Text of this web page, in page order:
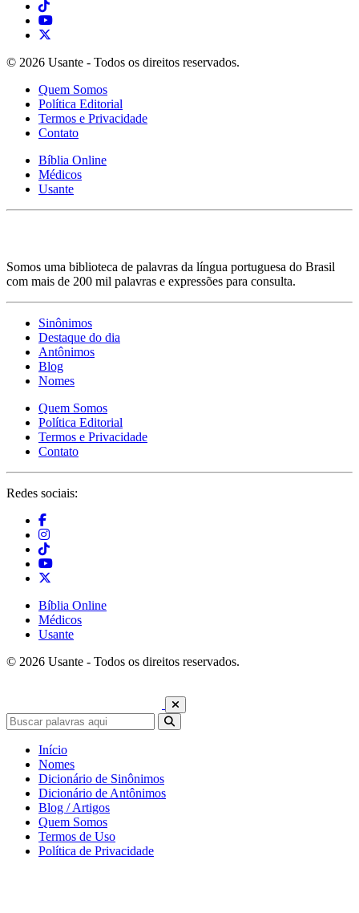
© 2026 Usante - Todos os direitos reservados.
Quem Somos
Política Editorial
Termos e Privacidade
Contato
Bíblia Online
Médicos
Usante
Somos uma biblioteca de palavras da língua portuguesa do Brasil
com mais de 200 mil palavras e expressões para consulta.
Sinônimos
Destaque do dia
Antônimos
Blog
Nomes
Quem Somos
Política Editorial
Termos e Privacidade
Contato
Redes sociais:
Bíblia Online
Médicos
Usante
© 2026 Usante - Todos os direitos reservados.
Início
Nomes
Dicionário de Sinônimos
Dicionário de Antônimos
Blog / Artigos
Quem Somos
Termos de Uso
Política de Privacidade